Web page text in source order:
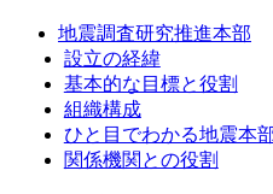
地震調査研究推進本部
設立の経緯
基本的な目標と役割
組織構成
ひと目でわかる地震本
関係機関との役割